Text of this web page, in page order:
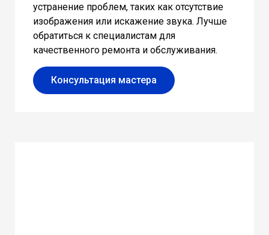
устранение проблем, таких как отсутствие
изображения или искажение звука. Лучше
обратиться к специалистам для
качественного ремонта и обслуживания.
Консультация мастера